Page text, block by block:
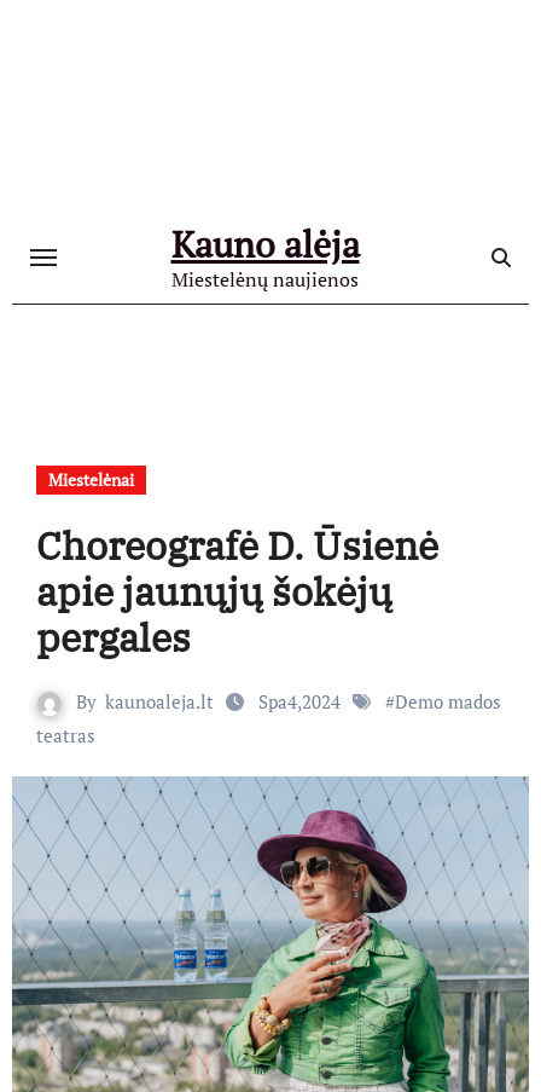
Kauno alėja
Miestelėnų naujienos
Miestelėnai
Choreografė D. Ūsienė
apie jaunųjų šokėjų
pergales
By kaunoaleja.lt Spa4,2024 #Demo mados
teatras